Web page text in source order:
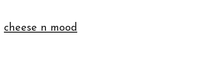
cheese n mood